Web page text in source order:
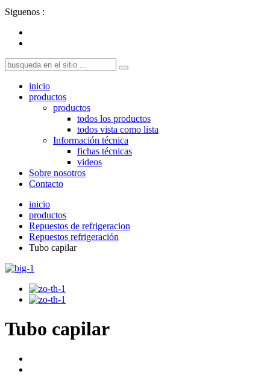
Siguenos :
inicio
productos
productos
todos los productos
todos vista como lista
Información técnica
fichas técnicas
videos
Sobre nosotros
Contacto
inicio
productos
Repuestos de refrigeracion
Repuestos refrigeración
Tubo capilar
Tubo capilar